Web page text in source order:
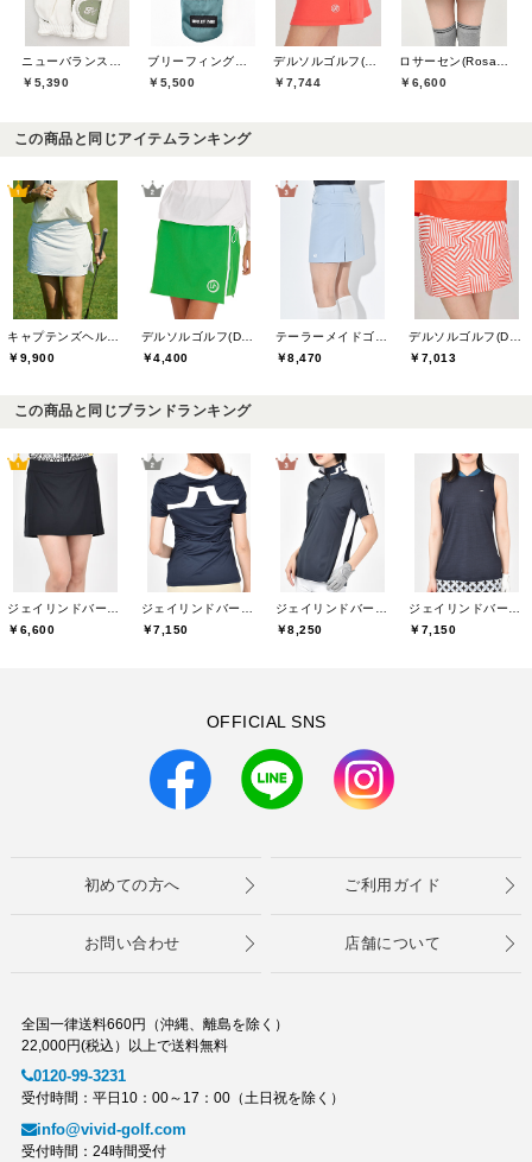
￥5,390
￥5,500
￥7,744
￥6,600
この商品と同じアイテムランキング
￥9,900
￥4,400
￥8,470
￥7,013
この商品と同じブランドランキング
ジェイリンドバーグ(J.LINDEBERG)
￥6,600
ジェイリンドバーグ(J.LINDEBERG)
￥7,150
ジェイリンドバーグ(J.LINDEBERG)
￥8,250
ジェイリンドバーグ(J.LINDEBERG)
￥7,150
OFFICIAL SNS
初めての方へ ご利用ガイド
お問い合わせ 店舗について
全国一律送料660円（沖縄、離島を除く）
22,000円(税込）以上で送料無料
0120-99-3231
受付時間：平日10：00～17：00（土日祝を除く）
info@vivid-golf.com
受付時間：24時間受付